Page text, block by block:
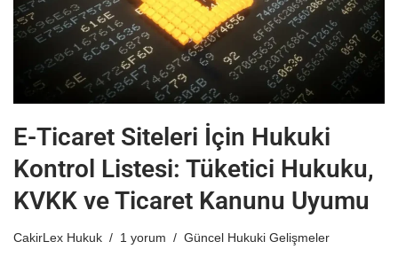
E-Ticaret Siteleri İçin Hukuki
Kontrol Listesi: Tüketici Hukuku,
KVKK ve Ticaret Kanunu Uyumu
CakirLex Hukuk 1 yorum Güncel Hukuki Gelişmeler